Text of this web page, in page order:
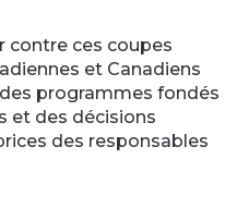
contre ces coupes
et Canadiens
programmes fondés
et des décisions
des responsables